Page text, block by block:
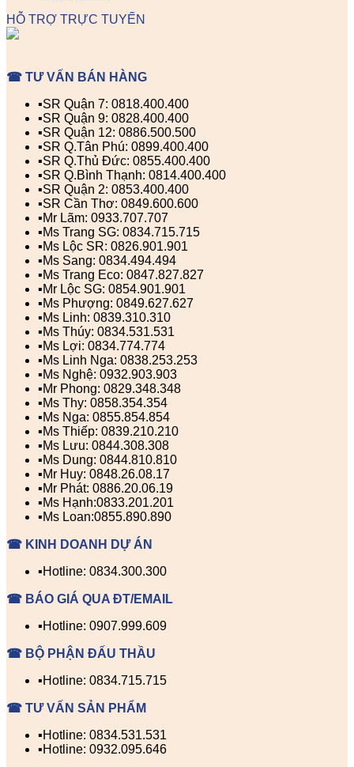
HỖ TRỢ TRỰC TUYẾN
☎ TƯ VẤN BÁN HÀNG
▪️SR Quận 7: 0818.400.400
▪️SR Quận 9: 0828.400.400
▪️SR Quận 12: 0886.500.500
▪️SR Q.Tân Phú: 0899.400.400
▪️SR Q.Thủ Đức: 0855.400.400
▪️SR Q.Bình Thạnh: 0814.400.400
▪️SR Quận 2: 0853.400.400
▪️SR Cần Thơ: 0849.600.600
▪️Mr Lãm: 0933.707.707
▪️Ms Trang SG: 0834.715.715
▪️Ms Lộc SR: 0826.901.901
▪️Ms Sang: 0834.494.494
▪️Ms Trang Eco: 0847.827.827
▪️Mr Lộc SG: 0854.901.901
▪️Ms Phượng: 0849.627.627
▪️Ms Linh: 0839.310.310
▪️Ms Thúy: 0834.531.531
▪️Ms Lợi: 0834.774.774
▪️Ms Linh Nga: 0838.253.253
▪️Ms Nghệ: 0932.903.903
▪️Mr Phong: 0829.348.348
▪️Ms Thy: 0858.354.354
▪️Ms Nga: 0855.854.854
▪️Ms Thiếp: 0839.210.210
▪️Ms Lưu: 0844.308.308
▪️Ms Dung: 0844.810.810
▪️Mr Huy: 0848.26.08.17
▪️Mr Phát: 0886.20.06.19
▪️Ms Hạnh:0833.201.201
▪️Ms Loan:0855.890.890
☎ KINH DOANH DỰ ÁN
▪️Hotline: 0834.300.300
☎ BÁO GIÁ QUA ĐT/EMAIL
▪️Hotline: 0907.999.609
☎ BỘ PHẬN ĐẤU THẦU
▪️Hotline: 0834.715.715
☎ TƯ VẤN SẢN PHẨM
▪️Hotline: 0834.531.531
▪️Hotline: 0932.095.646